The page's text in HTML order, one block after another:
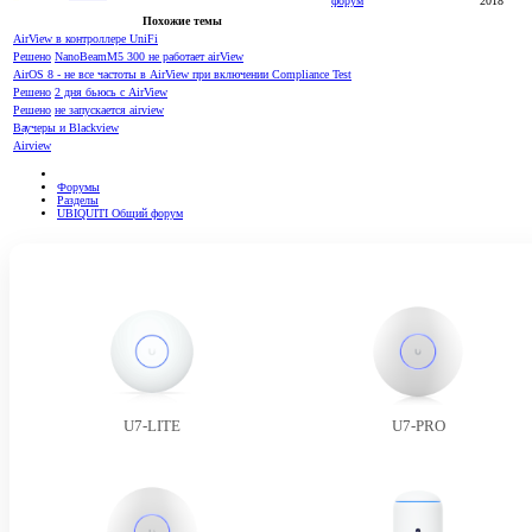
Похожие темы
AirView в контроллере UniFi
Решено NanoBeamM5 300 не работает airView
AirOS 8 - не все частоты в AirView при включении Compliance Test
Решено 2 дня бьюсь с AirView
Решено не запускается airview
Ваучеры и Blackview
Airview
Форумы
Разделы
UBIQUITI Общий форум
U7-LITE U7-PRO